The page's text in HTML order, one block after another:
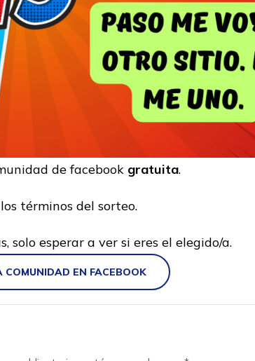
de facebook gratuita.
términos del sorteo.
solo esperar a ver si eres el elegido/a.
COMUNIDAD EN FACEBOOK